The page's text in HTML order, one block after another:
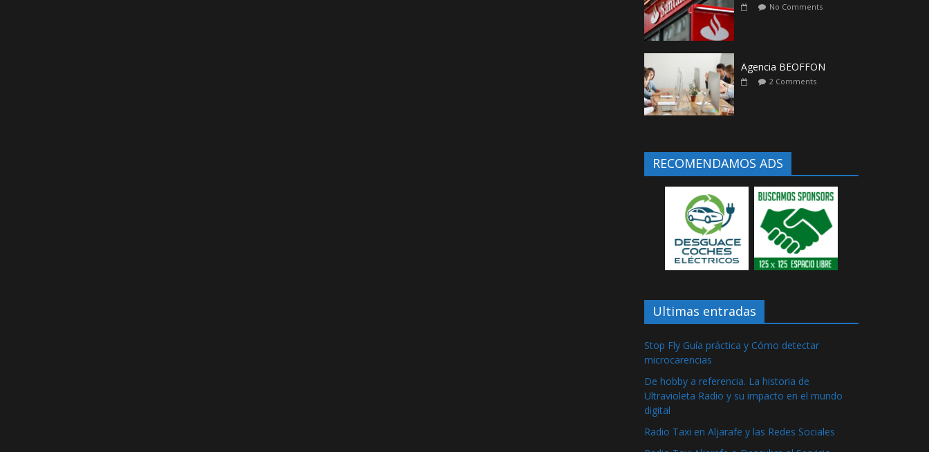
No Comments
Agencia BEOFFON
2 Comments
RECOMENDAMOS ADS
Ultimas entradas
Stop Fly Guía práctica y Cómo detectar
microcarencias
De hobby a referencia. La historia de
Ultravioleta Radio y su impacto en el mundo
digital
Radio Taxi en Aljarafe y las Redes Sociales